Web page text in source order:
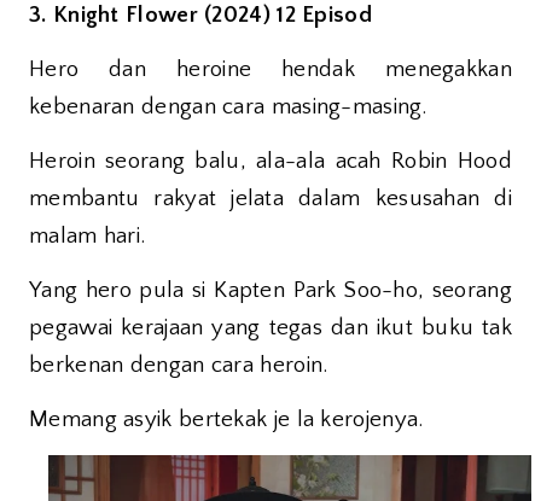
3. Knight Flower (2024) 12 Episod
Hero dan heroine hendak menegakkan
kebenaran dengan cara masing-masing.
Heroin seorang balu, ala-ala acah Robin Hood
membantu rakyat jelata dalam kesusahan di
malam hari.
Yang hero pula si Kapten Park Soo-ho, seorang
pegawai kerajaan yang tegas dan ikut buku tak
berkenan dengan cara heroin.
Memang asyik bertekak je la kerojenya.